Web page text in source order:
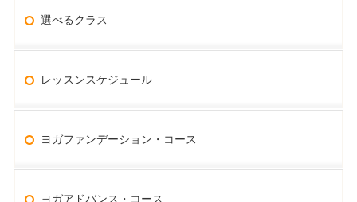
選べるクラス
レッスンスケジュール
ヨガファンデーション・コース
ヨガアドバンス・コース